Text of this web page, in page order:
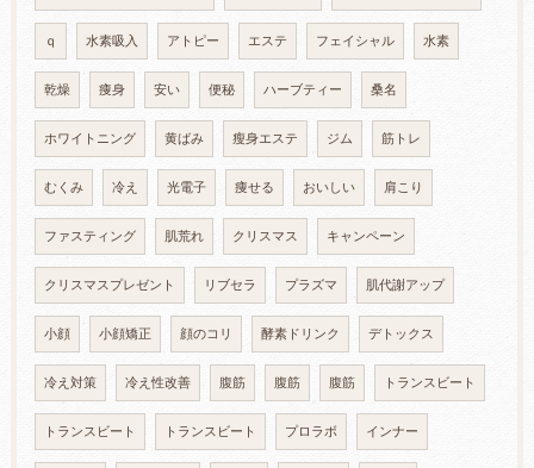
ｑ 水素吸入 アトピー エステ フェイシャル 水素
乾燥 痩身 安い 便秘 ハーブティー 桑名
ホワイトニング 黄ばみ 瘦身エステ ジム 筋トレ
むくみ 冷え 光電子 痩せる おいしい 肩こり
ファスティング 肌荒れ クリスマス キャンペーン
クリスマスプレゼント リブセラ プラズマ 肌代謝アップ
小顔 小顔矯正 顔のコリ 酵素ドリンク デトックス
冷え対策 冷え性改善 腹筋 腹筋 腹筋 トランスビート
トランスビート トランスビート プロラボ インナー